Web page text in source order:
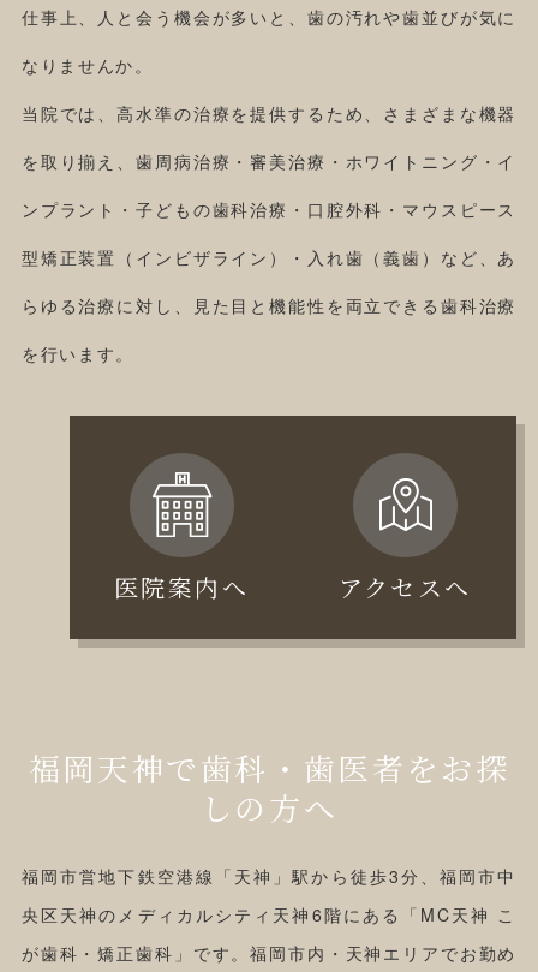
仕事上、人と会う機会が多いと、歯の汚れや歯並びが気に
なりませんか。
当院では、高水準の治療を提供するため、 さまざまな機器
を取り揃え、歯周病治療・審美治療・ホワイトニング・イ
ンプラント・子どもの歯科治療・口腔外科・マウスピース
型矯正装置（インビザライン）・入れ歯（義歯）など、あ
らゆる治療に対し、見た目と機能性を両立できる歯科治療
を行います。
医院案内へ アクセスへ
福岡天神で歯科・歯医者をお探
しの方へ
福岡市営地下鉄空港線「天神」駅から徒歩3分、福岡市中
央区天神のメディカルシティ天神6階にある「MC天神 こ
が歯科・矯正歯科」です。福岡市内・天神エリアでお勤め